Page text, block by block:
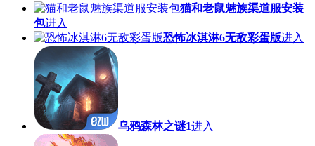
猫和老鼠魅族渠道服安装
包进入
恐怖冰淇淋6无敌彩蛋版进入
乌鸦森林之谜1进入